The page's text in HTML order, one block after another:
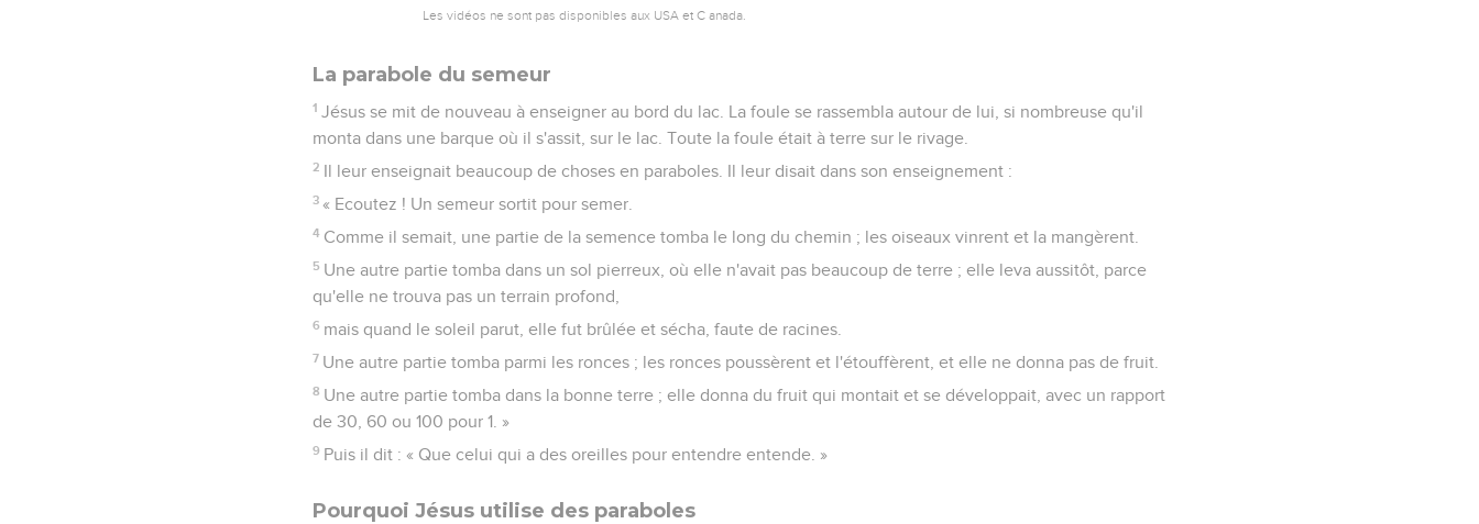
Les vidéos ne sont pas disponibles aux USA et C anada.
La parabole du semeur
1 Jésus se mit de nouveau à enseigner au bord du lac. La foule se rassembla autour de lui, si nombreuse qu'il
monta dans une barque où il s'assit, sur le lac. Toute la foule était à terre sur le rivage.
2 Il leur enseignait beaucoup de choses en paraboles. Il leur disait dans son enseignement :
3 « Ecoutez ! Un semeur sortit pour semer.
4 Comme il semait, une partie de la semence tomba le long du chemin ; les oiseaux vinrent et la mangèrent.
5 Une autre partie tomba dans un sol pierreux, où elle n'avait pas beaucoup de terre ; elle leva aussitôt, parce
qu'elle ne trouva pas un terrain profond,
6 mais quand le soleil parut, elle fut brûlée et sécha, faute de racines.
7 Une autre partie tomba parmi les ronces ; les ronces poussèrent et l'étouffèrent, et elle ne donna pas de fruit.
8 Une autre partie tomba dans la bonne terre ; elle donna du fruit qui montait et se développait, avec un rapport
de 30, 60 ou 100 pour 1. »
9 Puis il dit : « Que celui qui a des oreilles pour entendre entende. »
Pourquoi Jésus utilise des paraboles